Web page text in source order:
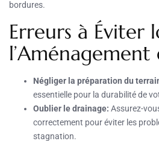
bordures.
Erreurs à Éviter
l’Aménagement
Négliger la préparation du
essentielle pour la durabilité de
Oublier le drainage: Assurez-
correctement pour éviter les
stagnation.